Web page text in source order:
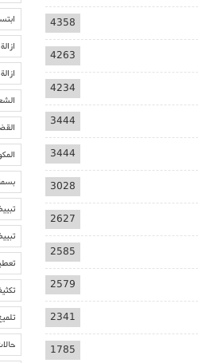
4358
4263
4234
3444
3444
3028
2627
2585
2579
2341
1785